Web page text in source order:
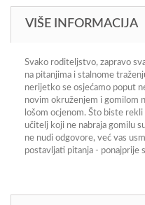
VIŠE INFORMACIJA
Svako roditeljstvo, zapravo
na pitanjima i stalnome
nerijetko se osjećamo poput
novim okruženjem i gomilom
lošom ocjenom. Što biste
učitelj koji ne nabraja gomilu
ne nudi odgovore, već vas
postavljati pitanja - ponajprije